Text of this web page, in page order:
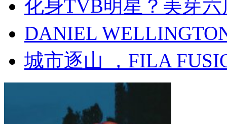
化身TVB明星？美芽
DANIEL
城市逐山 ，FILA